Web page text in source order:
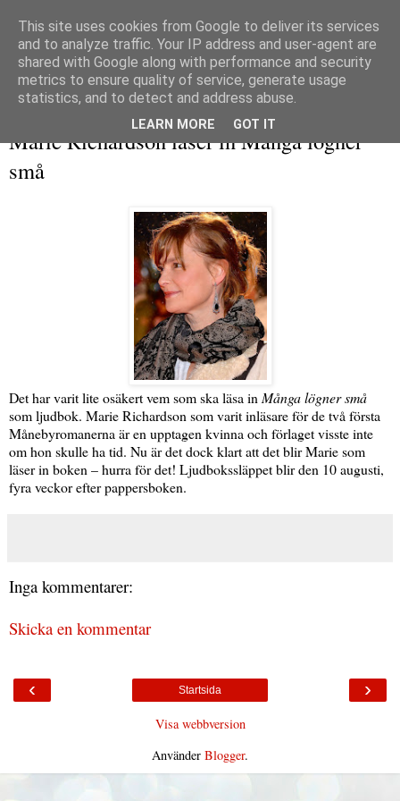
Marie Richardson läser in Många lögner
små
Det har varit lite osäkert vem som ska läsa in Många lögner små
som ljudbok. Marie Richardson som varit inläsare för de två första
Månebyromanerna är en upptagen kvinna och förlaget visste inte
om hon skulle ha tid. Nu är det dock klart att det blir Marie som
läser in boken – hurra för det! Ljudbokssläppet blir den 10 augusti,
fyra veckor efter pappersboken.
Inga kommentarer:
Skicka en kommentar
‹ ›
Startsida
Visa webbversion
Använder Blogger.
This site uses cookies from Google to deliver its services
and to analyze traffic. Your IP address and user-agent are
shared with Google along with performance and security
metrics to ensure quality of service, generate usage
statistics, and to detect and address abuse.
LEARN MORE GOT IT